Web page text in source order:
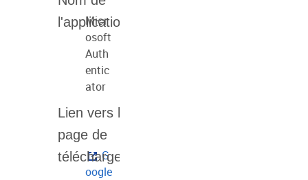
Micr
osoft
Auth
entic
ator
G
oogle